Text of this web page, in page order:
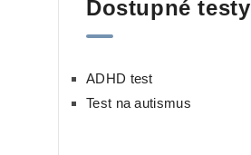
Dostupné testy
ADHD test
Test na autismus